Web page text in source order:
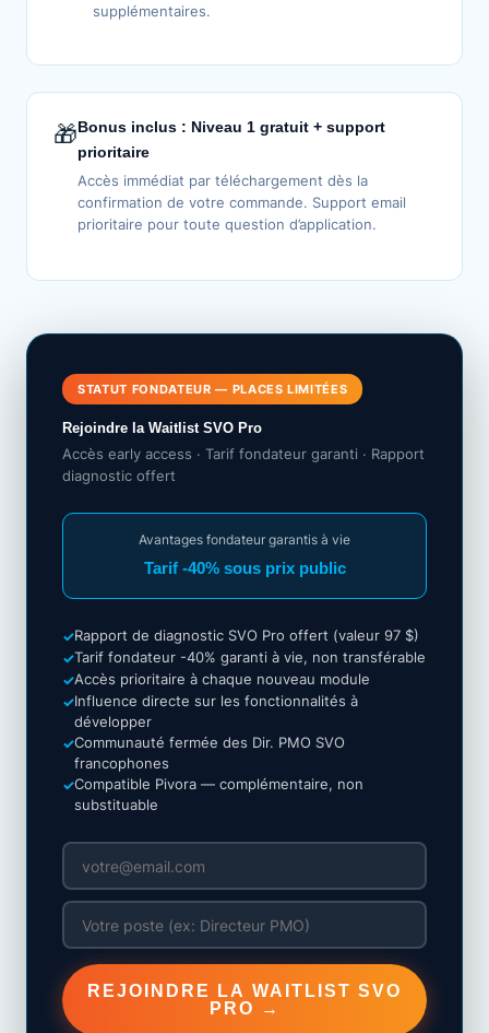
supplémentaires.
🎁Bonus inclus : Niveau 1 gratuit + support
prioritaire
Accès immédiat par téléchargement dès la
confirmation de votre commande. Support email
prioritaire pour toute question d’application.
STATUT FONDATEUR — PLACES LIMITÉES
Rejoindre la Waitlist SVO Pro
Accès early access · Tarif fondateur garanti · Rapport
diagnostic offert
Avantages fondateur garantis à vie
Tarif -40% sous prix public
✓Rapport de diagnostic SVO Pro offert (valeur 97 $)
✓Tarif fondateur -40% garanti à vie, non transférable
✓Accès prioritaire à chaque nouveau module
✓Influence directe sur les fonctionnalités à
développer
✓Communauté fermée des Dir. PMO SVO
francophones
✓Compatible Pivora — complémentaire, non
substituable
REJOINDRE LA WAITLIST SVO
PRO →